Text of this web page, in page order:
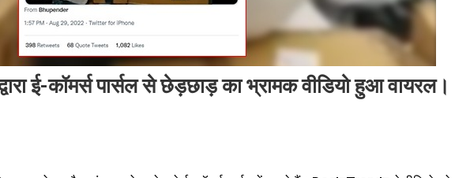
ई-कॉमर्स पार्सल से छेड़छाड़ का भ्रामक वीडियो हुआ वायरल।